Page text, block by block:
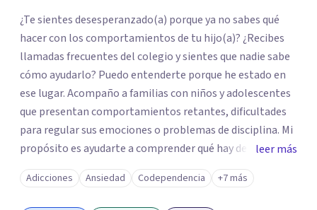
¿Te sientes desesperanzado(a) porque ya no sabes qué
hacer con los comportamientos de tu hijo(a)? ¿Recibes
llamadas frecuentes del colegio y sientes que nadie sabe
cómo ayudarlo? Puedo entenderte porque he estado en
ese lugar. Acompaño a familias con niños y adolescentes
que presentan comportamientos retantes, dificultades
para regular sus emociones o problemas de disciplina. Mi
propósito es ayudarte a comprender qué hay detrás de
esas conductas y desarrollar las habilidades y
herramientas que se necesitan para transformar estas
conductas indeseadas. De la misma manera, trabajo de la
leer más
Adicciones Ansiedad Codependencia +7 más